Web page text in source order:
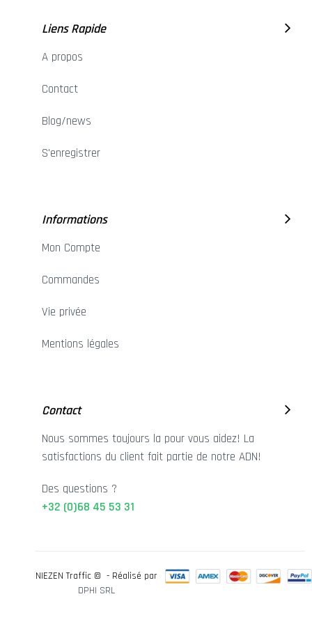
Liens Rapide
A propos
Contact
Blog/news
S'enregistrer
Informations
Mon Compte
Commandes
Vie privée
Mentions légales
Contact
Nous sommes toujours la pour vous aidez! La
satisfactions du client fait partie de notre ADN!
Des questions ?
+32 (0)68 45 53 31
NIEZEN Traffic © - Réalisé par
DPHI SRL